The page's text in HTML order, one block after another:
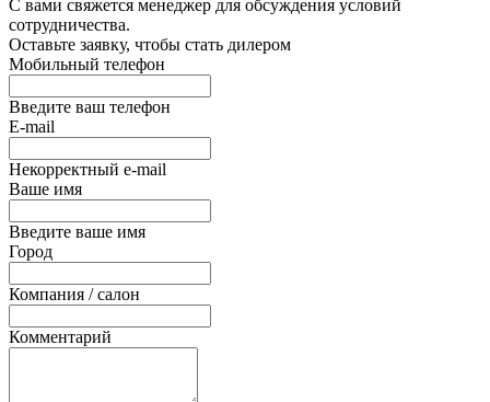
С вами свяжется менеджер для обсуждения условий
сотрудничества.
Оставьте заявку, чтобы стать дилером
Мобильный телефон
Введите ваш телефон
E-mail
Некорректный e-mail
Ваше имя
Введите ваше имя
Город
Компания / салон
Комментарий